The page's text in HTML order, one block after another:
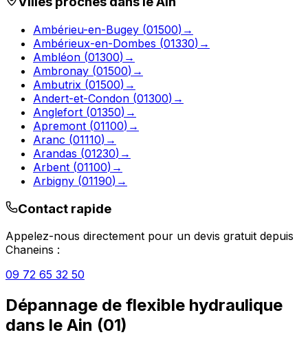
Ambérieu-en-Bugey (01500) →
Ambérieux-en-Dombes (01330) →
Ambléon (01300) →
Ambronay (01500) →
Ambutrix (01500) →
Andert-et-Condon (01300) →
Anglefort (01350) →
Apremont (01100) →
Aranc (01110) →
Arandas (01230) →
Arbent (01100) →
Arbigny (01190) →
Contact rapide
Appelez-nous directement pour un devis gratuit depuis
Chaneins :
09 72 65 32 50
Dépannage de flexible hydraulique
dans le Ain (01)